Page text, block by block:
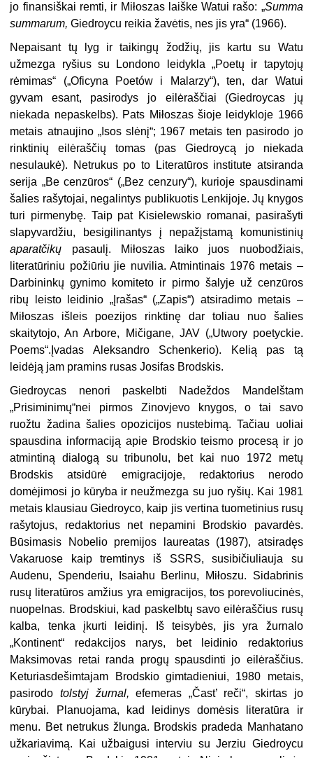
jo finansiškai remti, ir Miłoszas laiške Watui rašo: „Summa
summarum,Giedroycu reikia žavėtis, nes jis yra“ (1966).
Nepaisant tų lyg ir taikingų žodžių, jis kartu su Watu
užmezga ryšius su Londono leidykla „Poetų ir tapytojų
rėmimas“ („Oficyna Poetów i Malarzy“), ten, dar Watui
gyvam esant, pasirodys jo eilėraščiai (Giedroycas jų
niekada nepaskelbs). Pats Miłoszas šioje leidykloje 1966
metais atnaujino „Isos slėnį“; 1967 metais ten pasirodo jo
rinktinių eilėraščių tomas (pas Giedroycą jo niekada
nesulaukė). Netrukus po to Literatūros institute atsiranda
serija „Be cenzūros“ („Bez cenzury“), kurioje spausdinami
šalies rašytojai, negalintys publikuotis Lenkijoje. Jų knygos
turi pirmenybę. Taip pat Kisielewskio romanai, pasirašyti
slapyvardžiu, besigilinantys į nepažįstamą komunistinių
aparatčikų pasaulį. Miłoszas laiko juos nuobodžiais,
literatūriniu požiūriu jie nuvilia. Atmintinais 1976 metais –
Darbininkų gynimo komiteto ir pirmo šalyje už cenzūros
ribų leisto leidinio „Įrašas“ („Zapis“) atsiradimo metais –
Miłoszas išleis poezijos rinktinę dar toliau nuo šalies
skaitytojo, An Arbore, Mičigane, JAV („Utwory poetyckie.
Poems“.Įvadas Aleksandro Schenkerio). Kelią pas tą
leidėją jam pramins rusas Josifas Brodskis.
Giedroycas nenori paskelbti Nadeždos Mandelštam
„Prisiminimų“nei pirmos Zinovjevo knygos, o tai savo
ruožtu žadina šalies opozicijos nustebimą. Tačiau uoliai
spausdina informaciją apie Brodskio teismo procesą ir jo
atmintiną dialogą su tribunolu, bet kai nuo 1972 metų
Brodskis atsidūrė emigracijoje, redaktorius nerodo
domėjimosi jo kūryba ir neužmezga su juo ryšių. Kai 1981
metais klausiau Giedroyco, kaip jis vertina tuometinius rusų
rašytojus, redaktorius net nepamini Brodskio pavardės.
Būsimasis Nobelio premijos laureatas (1987), atsiradęs
Vakaruose kaip tremtinys iš SSRS, susibičiuliauja su
Audenu, Spenderiu, Isaiahu Berlinu, Miłoszu. Sidabrinis
rusų literatūros amžius yra emigracijos, tos porevoliucinės,
nuopelnas. Brodskiui, kad paskelbtų savo eilėraščius rusų
kalba, tenka įkurti leidinį. Iš teisybės, jis yra žurnalo
„Kontinent“ redakcijos narys, bet leidinio redaktorius
Maksimovas retai randa progų spausdinti jo eilėraščius.
Keturiasdešimtajam Brodskio gimtadieniui, 1980 metais,
pasirodotolstyj žurnal,efemeras „Čast’ reči“, skirtas jo
kūrybai. Planuojama, kad leidinys domėsis literatūra ir
menu. Bet netrukus žlunga. Brodskis pradeda Manhatano
užkariavimą. Kai užbaigusi interviu su Jerziu Giedroycu